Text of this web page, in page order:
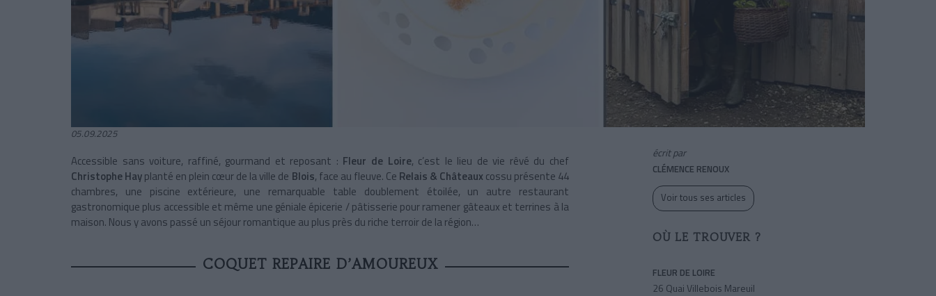
05.09.2025
Accessible sans voiture, raffiné, gourmand et reposant : Fleur de Loire, c’est le lieu de vie rêvé du chef
Christophe Hayplanté en plein cœur de la ville de Blois, face au fleuve. Ce Relais & Châteaux cossu présente 44
chambres, une piscine extérieure, une remarquable table doublement étoilée, un autre restaurant
gastronomique plus accessible et même une géniale épicerie / pâtisserie pour ramener gâteaux et terrines à la
maison. Nous y avons passé un séjour romantique au plus près du riche terroir de la région…
COQUET REPAIRE D’AMOUREUX
écrit par
CLÉMENCE RENOUX
Voir tous ses articles
OÙ LE TROUVER ?
FLEUR DE LOIRE
26 Quai Villebois Mareuil